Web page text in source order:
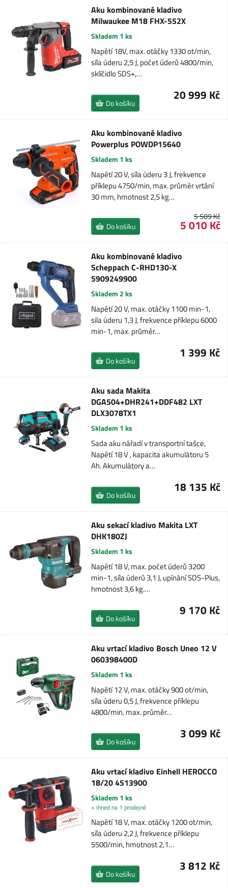
Aku kombinované kladivo
Milwaukee M18 FHX-552X
Skladem 1 ks
Napětí 18V, max. otáčky 1330 ot/min,
síla úderu 2,5 J, počet úderů 4800/min,
sklíčidlo SDS+,…
20 999 Kč
Do košíku
Aku kombinované kladivo
Powerplus POWDP15640
Skladem 1 ks
Napětí 20 V, síla úderu 3 J, frekvence
příklepu 4750/min, max. průměr vrtání
30 mm, hmotnost 2,5 kg…
5 509 Kč
5 010 Kč
Do košíku
Aku kombinované kladivo
Scheppach C-RHD130-X
5909249900
Skladem 2 ks
Napětí 20 V, max. otáčky 1100 min-1,
sila úderu 1,3 J, frekvence příklepu 6000
min-1, max. průměr…
1 399 Kč
Do košíku
Aku sada Makita
DGA504+DHR241+DDF482 LXT
DLX3078TX1
Skladem 1 ks
Sada aku nářadí v transportní tašce,
Napětí 18 V , kapacita akumulátoru 5
Ah. Akumulátory a…
18 135 Kč
Do košíku
Aku sekací kladivo Makita LXT
DHK180ZJ
Skladem 1 ks
Napětí 18 V, max. počet úderů 3200
min-1, síla úderů 3,1 J, upínání SDS-Plus,
hmotnost 3,6 kg.…
9 170 Kč
Do košíku
Aku vrtací kladivo Bosch Uneo 12 V
060398400D
Skladem 1 ks
Napětí 12 V, max. otáčky 900 ot/min,
síla úderu 0,5 J, frekvence příklepu
4800/min, max. průměr…
3 099 Kč
Do košíku
Aku vrtací kladivo Einhell HEROCCO
18/20 4513900
Skladem 1 ks
+ ihned na 1 prodejně
Napětí 18 V, max. otáčky 1200 ot/min,
síla úderu 2,2 J, frekvence příklepu
5500/min, hmotnost 2,1…
3 812 Kč
Do košíku